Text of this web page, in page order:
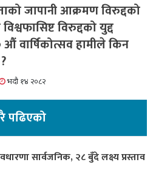
जापानी आक्रमण विरुद्दको
विरुद्दको युद्द
वार्षिकोत्सव हामीले किन
भदौ १४ २०८२
पढिएको
सार्वजनिक, २८ बुँदे लक्ष्य प्रस्ताव